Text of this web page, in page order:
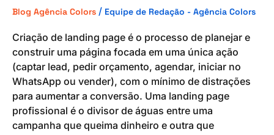
Blog Agência Colors / Equipe de Redação - Agência Colors
Criação de landing page é o processo de planejar e
construir uma página focada em uma única ação
(captar lead, pedir orçamento, agendar, iniciar no
WhatsApp ou vender), com o mínimo de distrações
para aumentar a conversão. Uma landing page
profissional é o divisor de águas entre uma
campanha que queima dinheiro e outra que
Page